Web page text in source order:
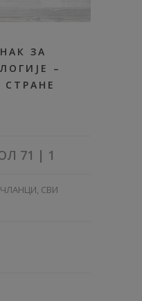
ЗА
–
71 | 1
, СВИ